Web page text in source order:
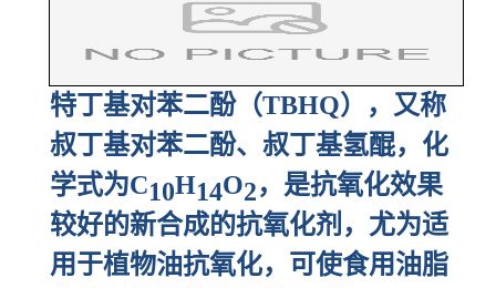
特丁基对苯二酚（TBHQ），又称
叔丁基对苯二酚、叔丁基氢醌，化
学式为C10H14O2，是抗氧化效果
较好的新合成的抗氧化剂，尤为适
用于植物油抗氧化，可使食用油脂